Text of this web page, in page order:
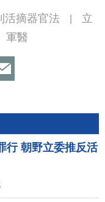
活摘器官法
立
軍醫
行 朝野立委推反活